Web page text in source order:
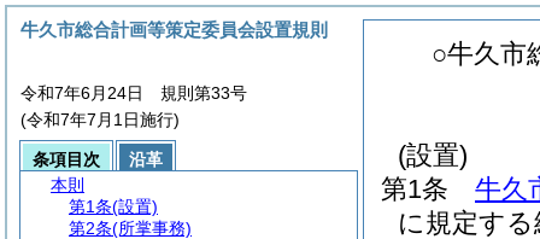
○牛久市
(設置)
第1条
牛久
に規定す
牛久市総合計画等策定委員会設置規則
令和7年6月24日 規則第33号
(令和7年7月1日施行)
条項目次
沿革
本則
第1条(設置)
第2条(所掌事務)